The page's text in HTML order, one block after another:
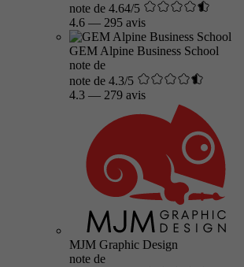
note de 4.64/5
4.6 — 295 avis
GEM Alpine Business School
note de
note de 4.3/5
4.3 — 279 avis
MJM Graphic Design
note de